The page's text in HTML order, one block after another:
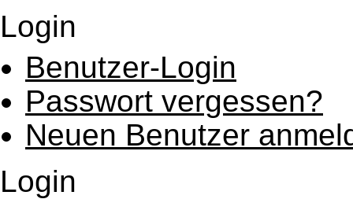
Login
Benutzer-Login
Passwort vergessen?
Neuen Benutzer
Login